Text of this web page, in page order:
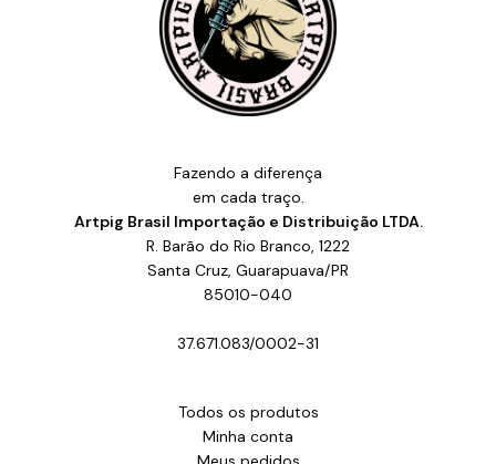
Fazendo a diferença
em cada traço.
Artpig Brasil Importação e Distribuição LTDA.
R. Barão do Rio Branco, 1222
Santa Cruz, Guarapuava/PR
85010-040
37.671.083/0002-31
Todos os produtos
Minha conta